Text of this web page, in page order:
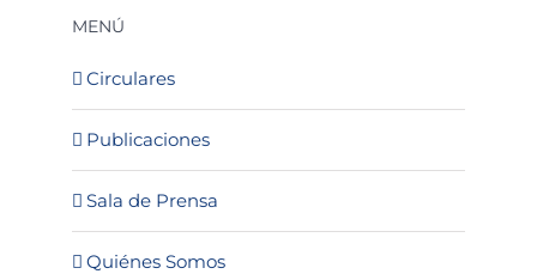
MENÚ
Circulares
Publicaciones
Sala de Prensa
Quiénes Somos